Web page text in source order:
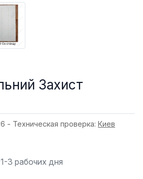
Захист
- Техническая проверка: Киев
3 рабочих дня